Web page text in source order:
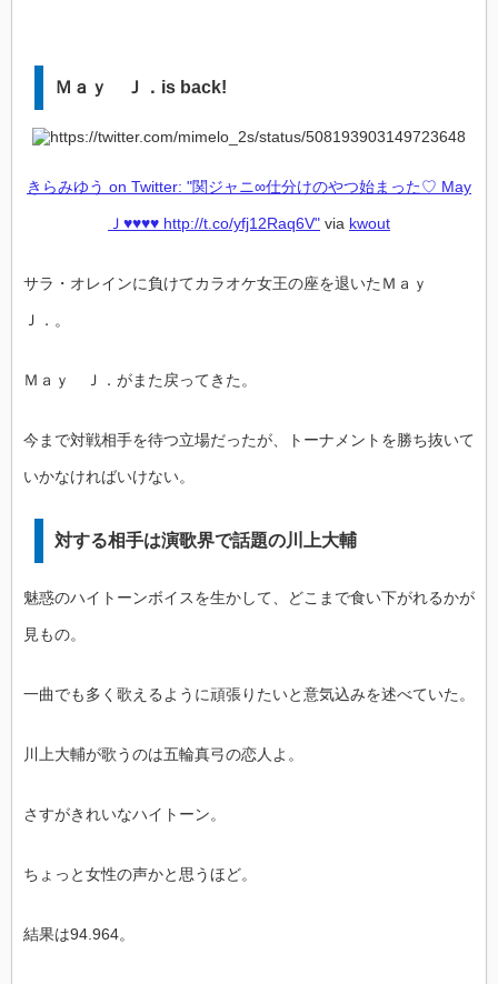
Ｍａｙ Ｊ．is back!
きらみゆう on Twitter: "関ジャニ∞仕分けのやつ始まった♡ May
Ｊ♥♥♥♥ http://t.co/yfj12Raq6V" via kwout
サラ・オレインに負けてカラオケ女王の座を退いたＭａｙ
Ｊ．。
Ｍａｙ Ｊ．がまた戻ってきた。
今まで対戦相手を待つ立場だったが、トーナメントを勝ち抜いて
いかなければいけない。
対する相手は演歌界で話題の川上大輔
魅惑のハイトーンボイスを生かして、どこまで食い下がれるかが
見もの。
一曲でも多く歌えるように頑張りたいと意気込みを述べていた。
川上大輔が歌うのは五輪真弓の恋人よ。
さすがきれいなハイトーン。
ちょっと女性の声かと思うほど。
結果は94.964。